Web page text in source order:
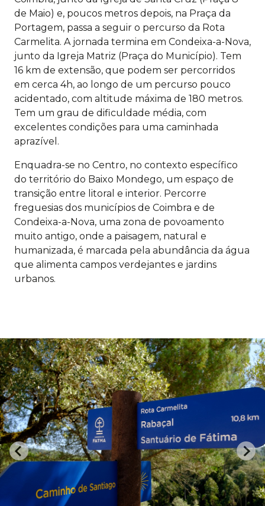
de Maio) e, poucos metros depois, na Praça da
Portagem, passa a seguir o percurso da Rota
Carmelita. A jornada termina em Condeixa-a-Nova,
junto da Igreja Matriz (Praça do Município). Tem
16 km de extensão, que podem ser percorridos
em cerca 4h, ao longo de um percurso pouco
acidentado, com altitude máxima de 180 metros.
Tem um grau de dificuldade média, com
excelentes condições para uma caminhada
aprazível.
Enquadra-se no Centro, no contexto específico
do território do Baixo Mondego, um espaço de
transição entre litoral e interior. Percorre
freguesias dos municípios de Coimbra e de
Condeixa-a-Nova, uma zona de povoamento
muito antigo, onde a paisagem, natural e
humanizada, é marcada pela abundância da água
que alimenta campos verdejantes e jardins
urbanos.